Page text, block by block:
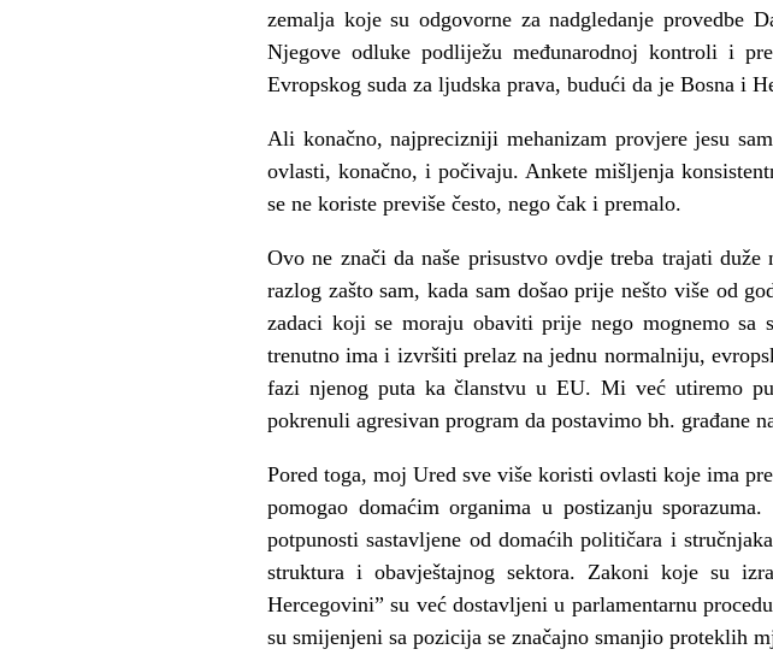
zemalja koje su odgovorne za nadgledanje provedbe
Njegove odluke podliježu međunarodnoj kontroli i
Evropskog suda za ljudska prava, budući da je Bosna i
Ali konačno, najprecizniji mehanizam provjere jesu
ovlasti, konačno, i počivaju. Ankete mišljenja
se ne koriste previše često, nego čak i premalo.
Ovo ne znači da naše prisustvo ovdje treba trajati
razlog zašto sam, kada sam došao prije nešto više od
zadaci koji se moraju obaviti prije nego mognemo sa
trenutno ima i izvršiti prelaz na jednu normalniju,
fazi njenog puta ka članstvu u EU. Mi već utiremo
pokrenuli agresivan program da postavimo bh. građane
Pored toga, moj Ured sve više koristi ovlasti koje ima
pomogao domaćim organima u postizanju
potpunosti sastavljene od domaćih političara i
struktura i obavještajnog sektora. Zakoni koje su
Hercegovini” su već dostavljeni u parlamentarnu
su smijenjeni sa pozicija se značajno smanjio proteklih